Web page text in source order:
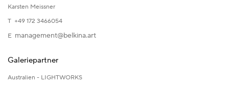
Karsten Meissner
T +49 172 3466054
E management@belkina.art
Galeriepartner
Australien - LIGHTWORKS